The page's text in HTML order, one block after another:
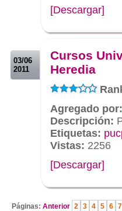
[Descargar]
03/06
2011
Cursos
Heredia
Agregado por:
Descripción:
Etiquetas:
Vistas: 2256
[Descargar]
Páginas: Anterior 2 3 4 5 6 7